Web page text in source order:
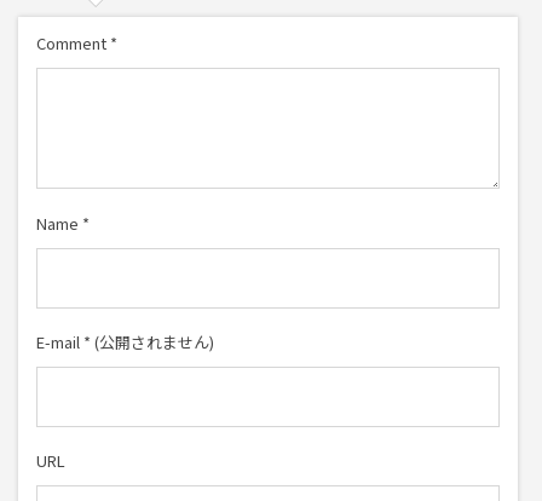
Comment *
Name *
E-mail * (公開されません)
URL